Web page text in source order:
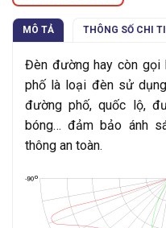
MÔ TẢ THÔNG SỐ CHI
Đèn đường hay còn gọi
phố là loại đèn sử
đường phố, quốc lộ,
bóng… đảm bảo ánh
thông an toàn.